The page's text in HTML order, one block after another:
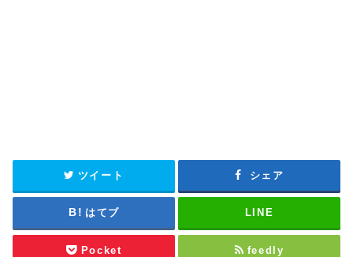
ツイート シェア
はてブ LINE
Pocket feedly